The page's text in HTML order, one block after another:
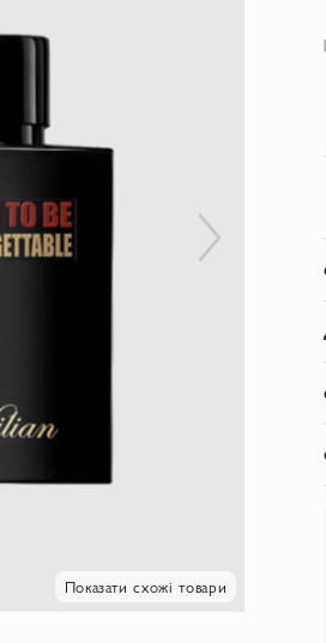
Показати схожі товари